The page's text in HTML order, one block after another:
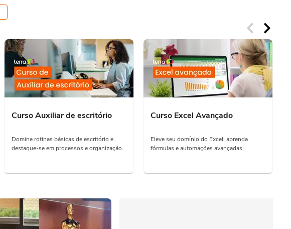
Curso Auxiliar de escritório
Domine rotinas básicas de escritório e
destaque-se em processos e organização.
Curso Excel Avançado
Eleve seu domínio do Excel: aprenda
fórmulas e automações avançadas.